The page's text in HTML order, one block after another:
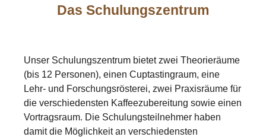
Das Schulungszentrum
Unser Schulungszentrum bietet zwei Theorieräume
(bis 12 Personen), einen Cuptastingraum, eine
Lehr- und Forschungsrösterei, zwei Praxisräume für
die verschiedensten Kaffeezubereitung sowie einen
Vortragsraum. Die Schulungsteilnehmer haben
damit die Möglichkeit an verschiedensten